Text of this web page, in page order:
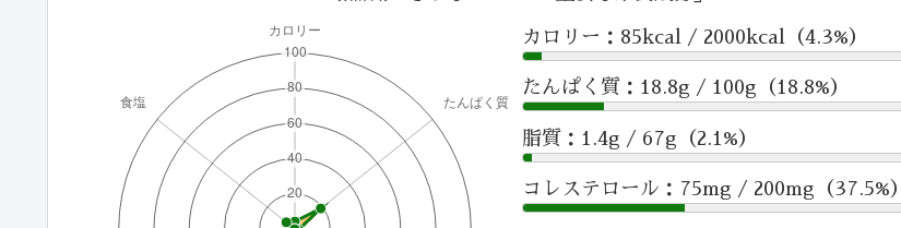
カロリー：85kcal / 2000kcal（4.3%）
たんぱく質：18.8g / 100g（18.8%）
脂質：1.4g / 67g（2.1%）
コレステロール：75mg / 200mg（37.5%）